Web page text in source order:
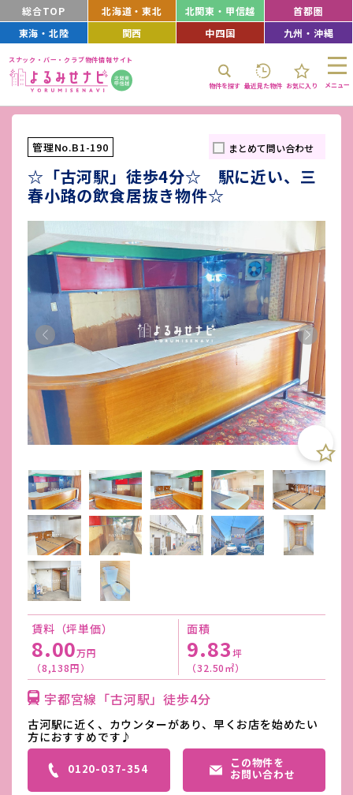
総合TOP 北海道・東北 北関東・甲信越
首都圏
東海・北陸
関西 中四国 九州・沖縄
スナック・バー・クラブ物件情報サイト
物件を探す 最近見た物件 お気に入り メニュー
管理No.B1-190 まとめて問い合わせ
☆「古河駅」徒歩4分☆ 駅に近い、三
春小路の飲食居抜き物件☆
賃料（坪単価）
8.00万円
（8,138円）
面積
9.83坪
（32.50㎡）
宇都宮線「古河駅」徒歩4分
古河駅に近く、カウンターがあり、早くお店を始めたい
方におすすめです♪
0120-037-354 この物件を
お問い合わせ